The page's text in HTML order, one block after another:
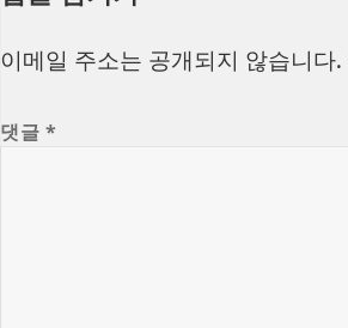
이메일 주소는 공개되지 않습니다.
댓글*